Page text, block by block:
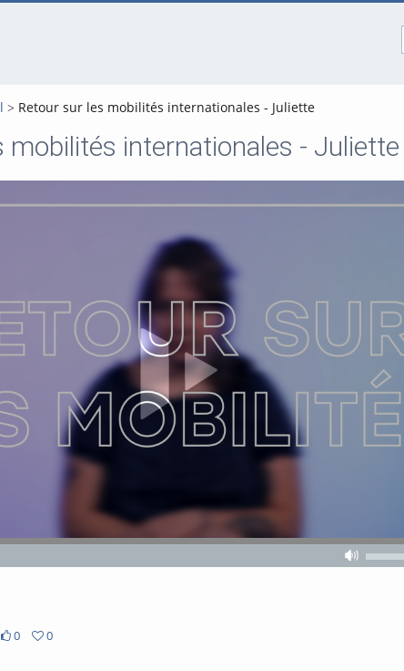
Retour sur les mobilités internationales - Juliette
mobilités internationales - Juliette
VolumeVolume
0
0